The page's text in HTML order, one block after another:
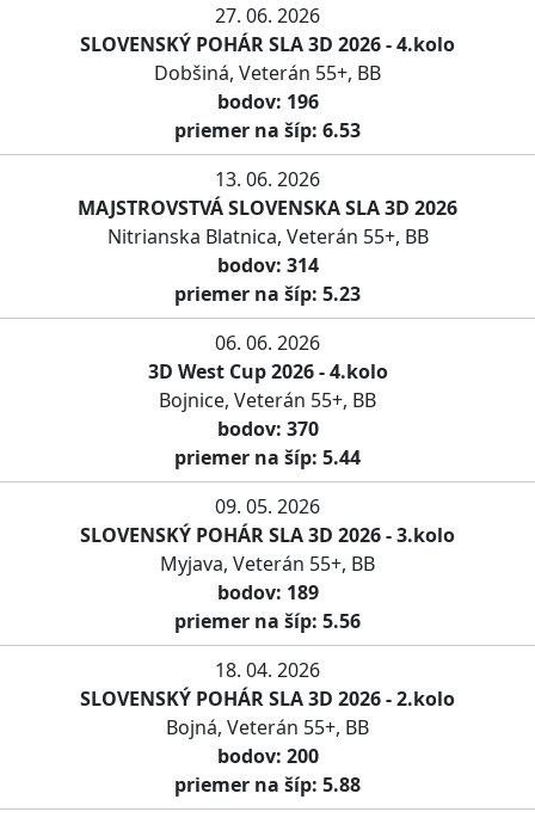
27. 06. 2026
SLOVENSKÝ POHÁR SLA 3D 2026 - 4.kolo
Dobšiná, Veterán 55+, BB
bodov: 196
priemer na šíp: 6.53
13. 06. 2026
MAJSTROVSTVÁ SLOVENSKA SLA 3D 2026
Nitrianska Blatnica, Veterán 55+, BB
bodov: 314
priemer na šíp: 5.23
06. 06. 2026
3D West Cup 2026 - 4.kolo
Bojnice, Veterán 55+, BB
bodov: 370
priemer na šíp: 5.44
09. 05. 2026
SLOVENSKÝ POHÁR SLA 3D 2026 - 3.kolo
Myjava, Veterán 55+, BB
bodov: 189
priemer na šíp: 5.56
18. 04. 2026
SLOVENSKÝ POHÁR SLA 3D 2026 - 2.kolo
Bojná, Veterán 55+, BB
bodov: 200
priemer na šíp: 5.88